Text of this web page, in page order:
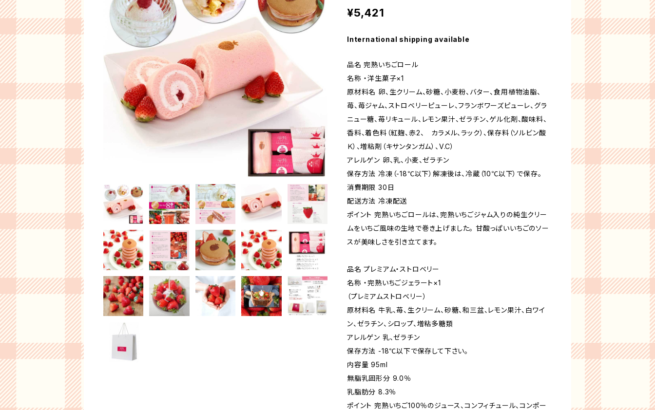
¥5,421
International shipping available
品名 完熟いちごロール
名称 ・洋生菓子×1
原材料名 卵、生クリーム、砂糖、小麦粉、バター、食用植物油脂、
苺、苺ジャム、ストロベリーピューレ、フランボワーズピューレ、グラ
ニュー糖、苺リキュール、レモン果汁、ゼラチン、ゲル化剤、酸味料、
香料、着色料（紅麹、赤2、 カラメル、ラック）、保存料（ソルビン酸
Ｋ）、増粘剤（キサンタンガム）、V.C）
アレルゲン 卵、乳、小麦、ゼラチン
保存方法 冷凍（-18℃以下）解凍後は、冷蔵（10℃以下）で保存。
消費期限 30日
配送方法 冷凍配送
ポイント 完熟いちごロールは、完熟いちごジャム入りの純生クリー
ムをいちご風味の生地で巻き上げました。 甘酸っぱいいちごのソー
スが美味しさを引き立てます。
品名 プレミアム・ストロベリー
名称 ・完熟いちごジェラート×1
（プレミアムストロベリー）
原材料名 牛乳、苺、生クリーム、砂糖、和三盆、レモン果汁、白ワイ
ン、ゼラチン、シロップ、増粘多糖類
アレルゲン 乳、ゼラチン
保存方法 -18℃以下で保存して下さい。
内容量 95ml
無脂乳固形分 9.0％
乳脂肪分 8.3％
ポイント 完熟いちご100％のジュース、コンフィチュール、コンポー